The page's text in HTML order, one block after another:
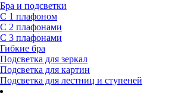
Бра и подсветки
С 1 плафоном
С 2 плафонами
С 3 плафонами
Гибкие бра
Подсветка для зеркал
Подсветка для картин
Подсветка для лестниц и ступеней